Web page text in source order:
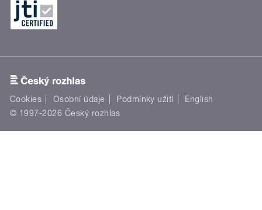
Cookies Osobní údaje Podmínky užití
English
© 1997-2026 Český rozhlas